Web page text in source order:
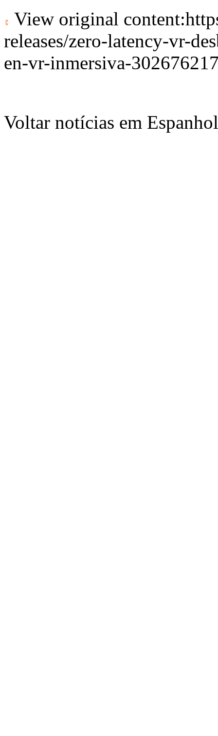
View original content:
releases/zero-latency-vr-
en-vr-inmersiva-
Voltar notícias em Espanhol